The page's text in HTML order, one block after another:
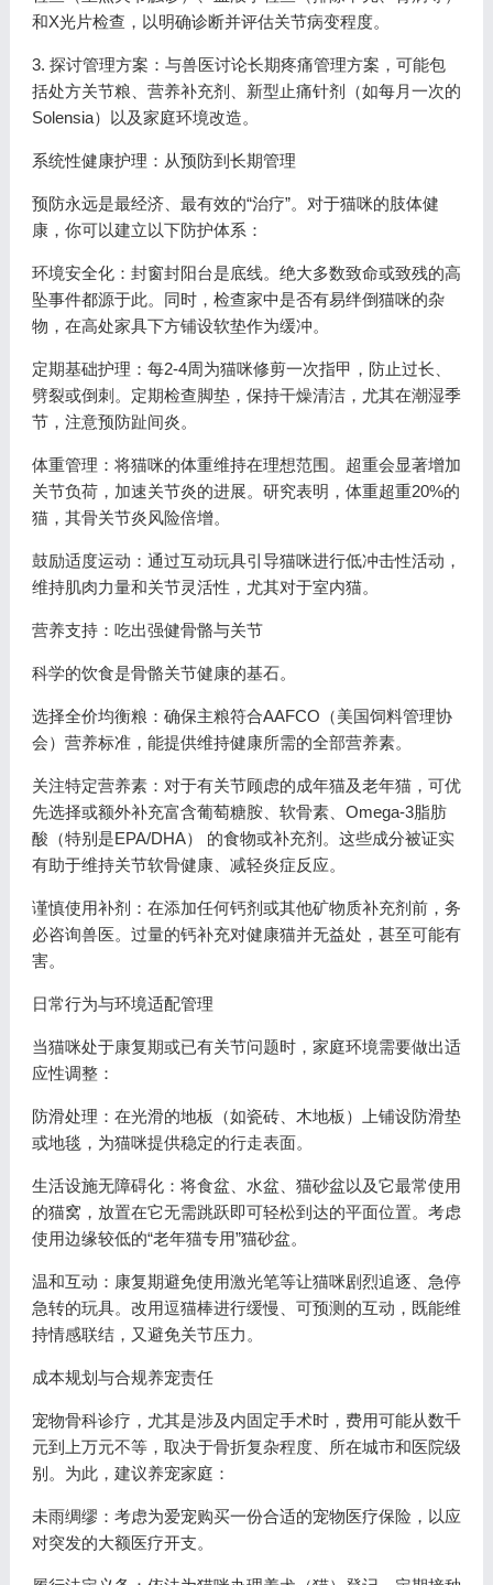
和X光片检查，以明确诊断并评估关节病变程度。
3. 探讨管理方案：与兽医讨论长期疼痛管理方案，可能包
括处方关节粮、营养补充剂、新型止痛针剂（如每月一次的
Solensia）以及家庭环境改造。
系统性健康护理：从预防到长期管理
预防永远是最经济、最有效的“治疗”。对于猫咪的肢体健
康，你可以建立以下防护体系：
环境安全化：封窗封阳台是底线。绝大多数致命或致残的高
坠事件都源于此。同时，检查家中是否有易绊倒猫咪的杂
物，在高处家具下方铺设软垫作为缓冲。
定期基础护理：每2-4周为猫咪修剪一次指甲，防止过长、
劈裂或倒刺。定期检查脚垫，保持干燥清洁，尤其在潮湿季
节，注意预防趾间炎。
体重管理：将猫咪的体重维持在理想范围。超重会显著增加
关节负荷，加速关节炎的进展。研究表明，体重超重20%的
猫，其骨关节炎风险倍增。
鼓励适度运动：通过互动玩具引导猫咪进行低冲击性活动，
维持肌肉力量和关节灵活性，尤其对于室内猫。
营养支持：吃出强健骨骼与关节
科学的饮食是骨骼关节健康的基石。
选择全价均衡粮：确保主粮符合AAFCO（美国饲料管理协
会）营养标准，能提供维持健康所需的全部营养素。
关注特定营养素：对于有关节顾虑的成年猫及老年猫，可优
先选择或额外补充富含葡萄糖胺、软骨素、Omega-3脂肪
酸（特别是EPA/DHA） 的食物或补充剂。这些成分被证实
有助于维持关节软骨健康、减轻炎症反应。
谨慎使用补剂：在添加任何钙剂或其他矿物质补充剂前，务
必咨询兽医。过量的钙补充对健康猫并无益处，甚至可能有
害。
日常行为与环境适配管理
当猫咪处于康复期或已有关节问题时，家庭环境需要做出适
应性调整：
防滑处理：在光滑的地板（如瓷砖、木地板）上铺设防滑垫
或地毯，为猫咪提供稳定的行走表面。
生活设施无障碍化：将食盆、水盆、猫砂盆以及它最常使用
的猫窝，放置在它无需跳跃即可轻松到达的平面位置。考虑
使用边缘较低的“老年猫专用”猫砂盆。
温和互动：康复期避免使用激光笔等让猫咪剧烈追逐、急停
急转的玩具。改用逗猫棒进行缓慢、可预测的互动，既能维
持情感联结，又避免关节压力。
成本规划与合规养宠责任
宠物骨科诊疗，尤其是涉及内固定手术时，费用可能从数千
元到上万元不等，取决于骨折复杂程度、所在城市和医院级
别。为此，建议养宠家庭：
未雨绸缪：考虑为爱宠购买一份合适的宠物医疗保险，以应
对突发的大额医疗开支。